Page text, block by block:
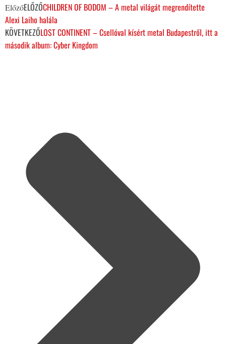
ElőzőELŐZŐCHILDREN OF BODOM – A metal világát megrendítette
Alexi Laiho halála
KÖVETKEZŐLOST CONTINENT – Csellóval kísért metal Budapestről, itt a
második album: Cyber Kingdom